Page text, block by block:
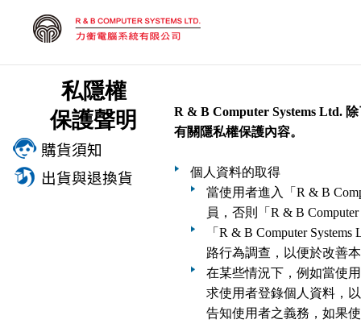
私隱權
保護聲明
購貨須知
出貨與退換貨
R & B Computer Systems Ltd.
有關隱私權保護內容。
個人資料的取得
當使用者進入「R & B
員，否則「R & B
「R & B Computer
路行為調查，以便於改善
在某些情況下，例如當使
求使用者登錄個人資料，
告知使用者之義務，如果